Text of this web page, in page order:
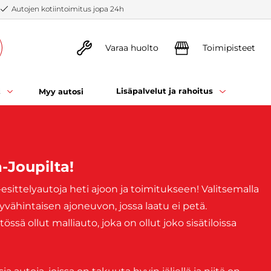
Autojen kotiintoimitus jopa 24h
Varaa huolto Toimipisteet
Myy autosi Lisäpalvelut ja rahoitus
Joupilta!
heti ajoon ja toimitukseen! Valitsemalla
ajoneuvon, jossa laatu ei petä.
ollut malliauto, joka on ollut joko sisätiloissa